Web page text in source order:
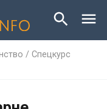
/ Спецкурс